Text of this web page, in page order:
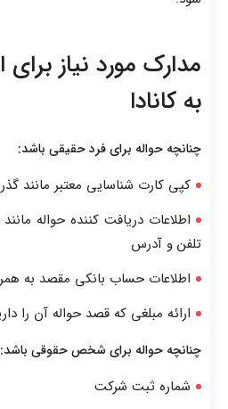
مدارک مورد نیاز برای
به کانادا
چنانچه حواله برای فرد حقیقی باشد:
کپی کارت شناسایی معتبر مانند
اطلاعات دریافت کننده حواله
تلفن و آدرس
اطلاعات حساب بانکی مقصد به
ارائه مبلغی که قصد حواله آن را
چنانچه حواله برای شخص حقوقی باشد:
شماره ثبت شرکت